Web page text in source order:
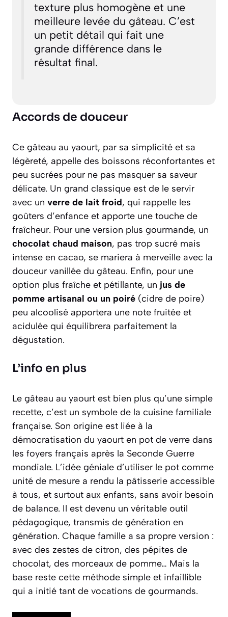
texture plus homogène et une
meilleure levée du gâteau. C’est
un petit détail qui fait une
grande différence dans le
résultat final.
Accords de douceur
Ce gâteau au yaourt, par sa simplicité et sa
légèreté, appelle des boissons réconfortantes et
peu sucrées pour ne pas masquer sa saveur
délicate. Un grand classique est de le servir
avec un verre de lait froid, qui rappelle les
goûters d’enfance et apporte une touche de
fraîcheur. Pour une version plus gourmande, un
chocolat chaud maison, pas trop sucré mais
intense en cacao, se mariera à merveille avec la
douceur vanillée du gâteau. Enfin, pour une
option plus fraîche et pétillante, un jus de
pomme artisanal ou un poiré (cidre de poire)
peu alcoolisé apportera une note fruitée et
acidulée qui équilibrera parfaitement la
dégustation.
L’info en plus
Le gâteau au yaourt est bien plus qu’une simple
recette, c’est un symbole de la cuisine familiale
française. Son origine est liée à la
démocratisation du yaourt en pot de verre dans
les foyers français après la Seconde Guerre
mondiale. L’idée géniale d’utiliser le pot comme
unité de mesure a rendu la pâtisserie accessible
à tous, et surtout aux enfants, sans avoir besoin
de balance. Il est devenu un véritable outil
pédagogique, transmis de génération en
génération. Chaque famille a sa propre version :
avec des zestes de citron, des pépites de
chocolat, des morceaux de pomme… Mais la
base reste cette méthode simple et infaillible
qui a initié tant de vocations de gourmands.